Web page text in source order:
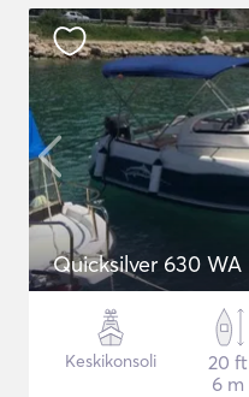
Quicksilver 630 WA
Keskikonsoli
20 ft
6 m